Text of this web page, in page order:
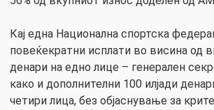
Кај една Национална спортска
повеќекратни исплати во висина од
денари на едно лице – генерален
како и дополнителни 100 илјади
четири лица, без објаснување за